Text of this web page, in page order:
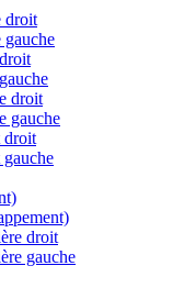
droit
droit
gauche
droit
droit
gauche